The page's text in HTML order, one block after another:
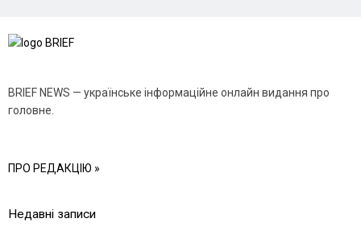
BRIEF NEWS — українське інформаційне онлайн видання про
головне.
ПРО РЕДАКЦІЮ »
Недавні записи